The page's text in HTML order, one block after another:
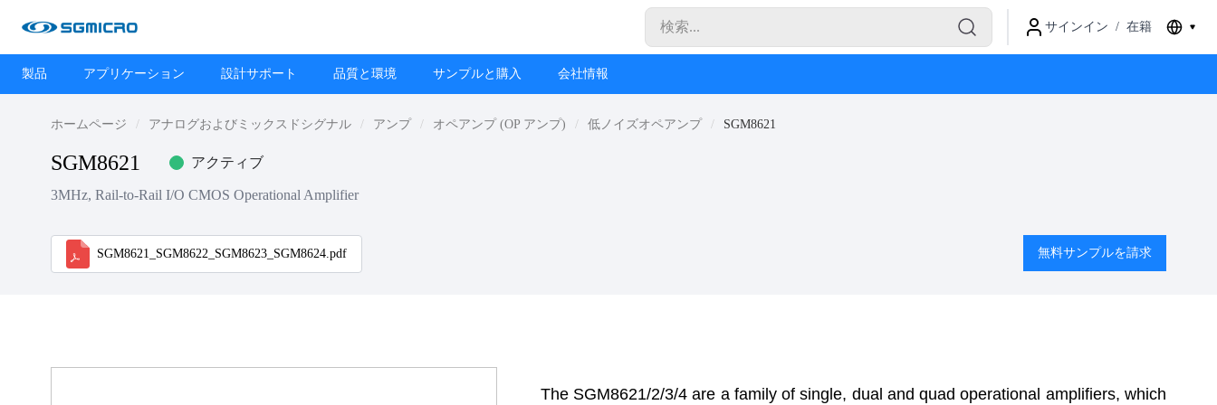
サインイン / 在籍
製品 アプリケーション 設計サポート 品質と環境 サンプルと購入 会社情報
ホームページ アナログおよびミックスドシグナル アンプ オペアンプ (OP アンプ) 低ノイズオペアンプ SGM8621
SGM8621 アクティブ
3MHz, Rail-to-Rail I/O CMOS Operational Amplifier
SGM8621_SGM8622_SGM8623_SGM8624.pdf 無料サンプルを請求
The SGM8621/2/3/4 are a family of single, dual and quad operational amplifiers, which